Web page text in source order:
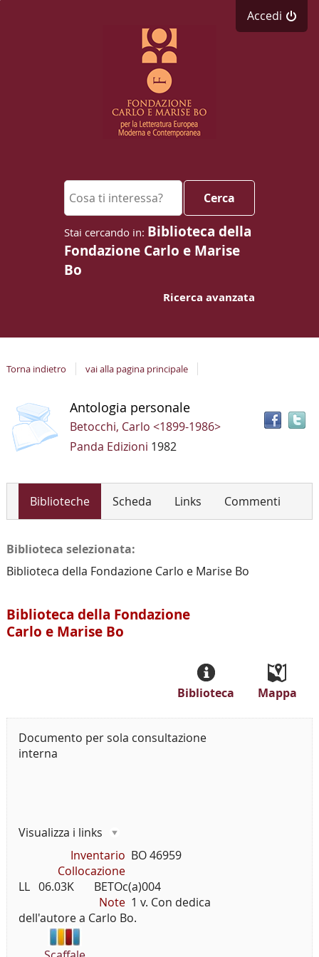
Accedi
Cerca su "Cerca"
Cerca
Biblioteca della
Fondazione Carlo e Marise
Bo
Ricerca avanzata
Torna indietro vai alla pagina principale
Dettaglio
del
documento
copertina Antologia personale
Betocchi, Carlo <1899-1986>
Panda Edizioni 1982
Biblioteche Scheda Links Commenti
Biblioteca selezionata:
Biblioteca della Fondazione Carlo e Marise Bo
Biblioteca della Fondazione
Carlo e Marise Bo
Mappa
Biblioteca
Documento per sola consultazione
interna
Visualizza i links
Inventario BO 46959
Collocazione
LL   06.03K       BETOc(a)004
Note 1 v. Con dedica
dell'autore a Carlo Bo.